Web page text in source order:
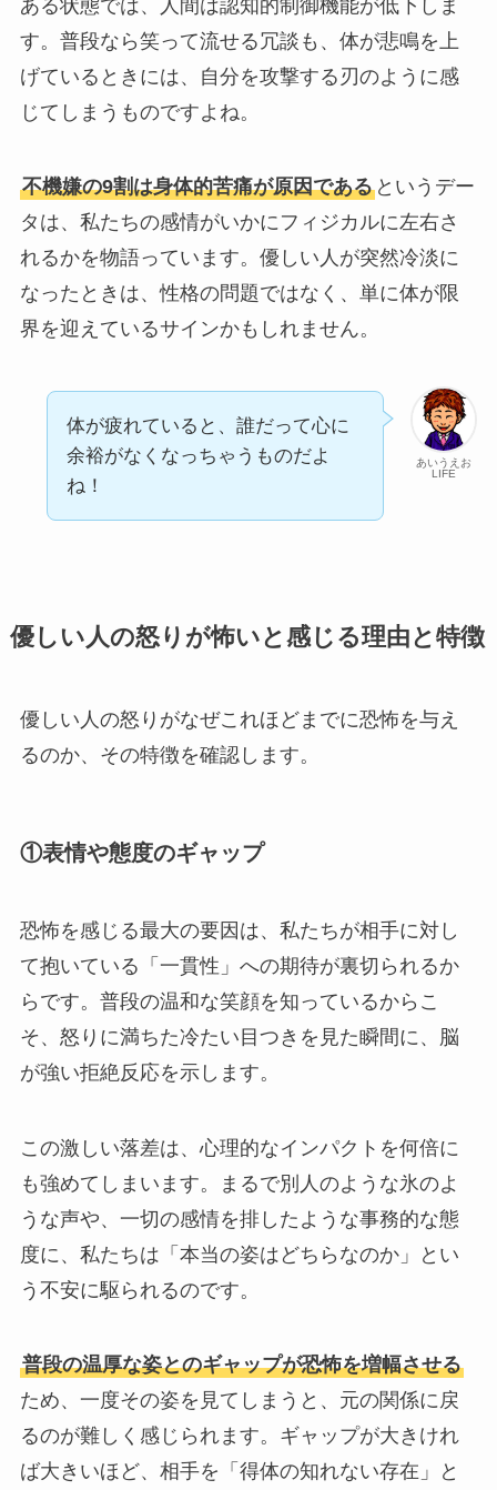
ある状態では、人間は認知的制御機能が低下しま
す。普段なら笑って流せる冗談も、体が悲鳴を上
げているときには、自分を攻撃する刃のように感
じてしまうものですよね。
不機嫌の9割は身体的苦痛が原因であるというデー
タは、私たちの感情がいかにフィジカルに左右さ
れるかを物語っています。優しい人が突然冷淡に
なったときは、性格の問題ではなく、単に体が限
界を迎えているサインかもしれません。
あいうえお
LIFE
体が疲れていると、誰だって心に
余裕がなくなっちゃうものだよ
ね！
優しい人の怒りが怖いと感じる理由と特徴
優しい人の怒りがなぜこれほどまでに恐怖を与え
るのか、その特徴を確認します。
①表情や態度のギャップ
恐怖を感じる最大の要因は、私たちが相手に対し
て抱いている「一貫性」への期待が裏切られるか
らです。普段の温和な笑顔を知っているからこ
そ、怒りに満ちた冷たい目つきを見た瞬間に、脳
が強い拒絶反応を示します。
この激しい落差は、心理的なインパクトを何倍に
も強めてしまいます。まるで別人のような氷のよ
うな声や、一切の感情を排したような事務的な態
度に、私たちは「本当の姿はどちらなのか」とい
う不安に駆られるのです。
普段の温厚な姿とのギャップが恐怖を増幅させる
ため、一度その姿を見てしまうと、元の関係に戻
るのが難しく感じられます。ギャップが大きけれ
ば大きいほど、相手を「得体の知れない存在」と